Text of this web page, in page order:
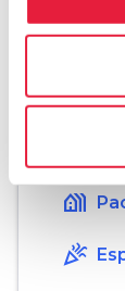
hotel
holiday_village
celebration